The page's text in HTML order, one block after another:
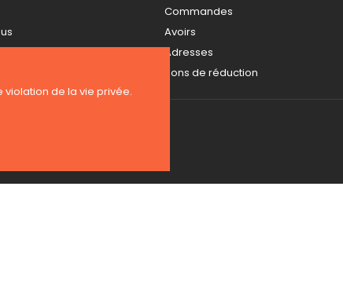
Commandes
Avoirs
Adresses
Bons de réduction
violation de la vie privée.